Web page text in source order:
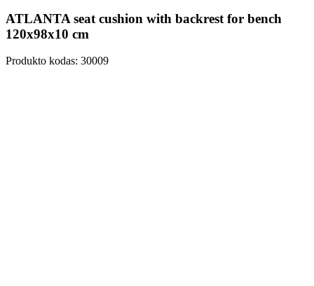
ATLANTA seat cushion with backrest for bench
120x98x10 cm
Produkto kodas: 30009